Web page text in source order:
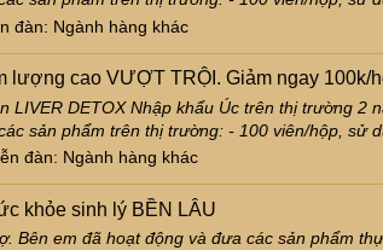
đàn: Ngành hàng khác
lượng cao VƯỢT TRỘI. Giảm ngay 100k/
LIVER DETOX Nhập khẩu Úc trên thị trường 2
sản phẩm trên thị trường: - 100 viên/hộp, sử
đàn: Ngành hàng khác
khỏe sinh lý BỀN LÂU
Bên em đã hoạt động và đưa các sản phẩm